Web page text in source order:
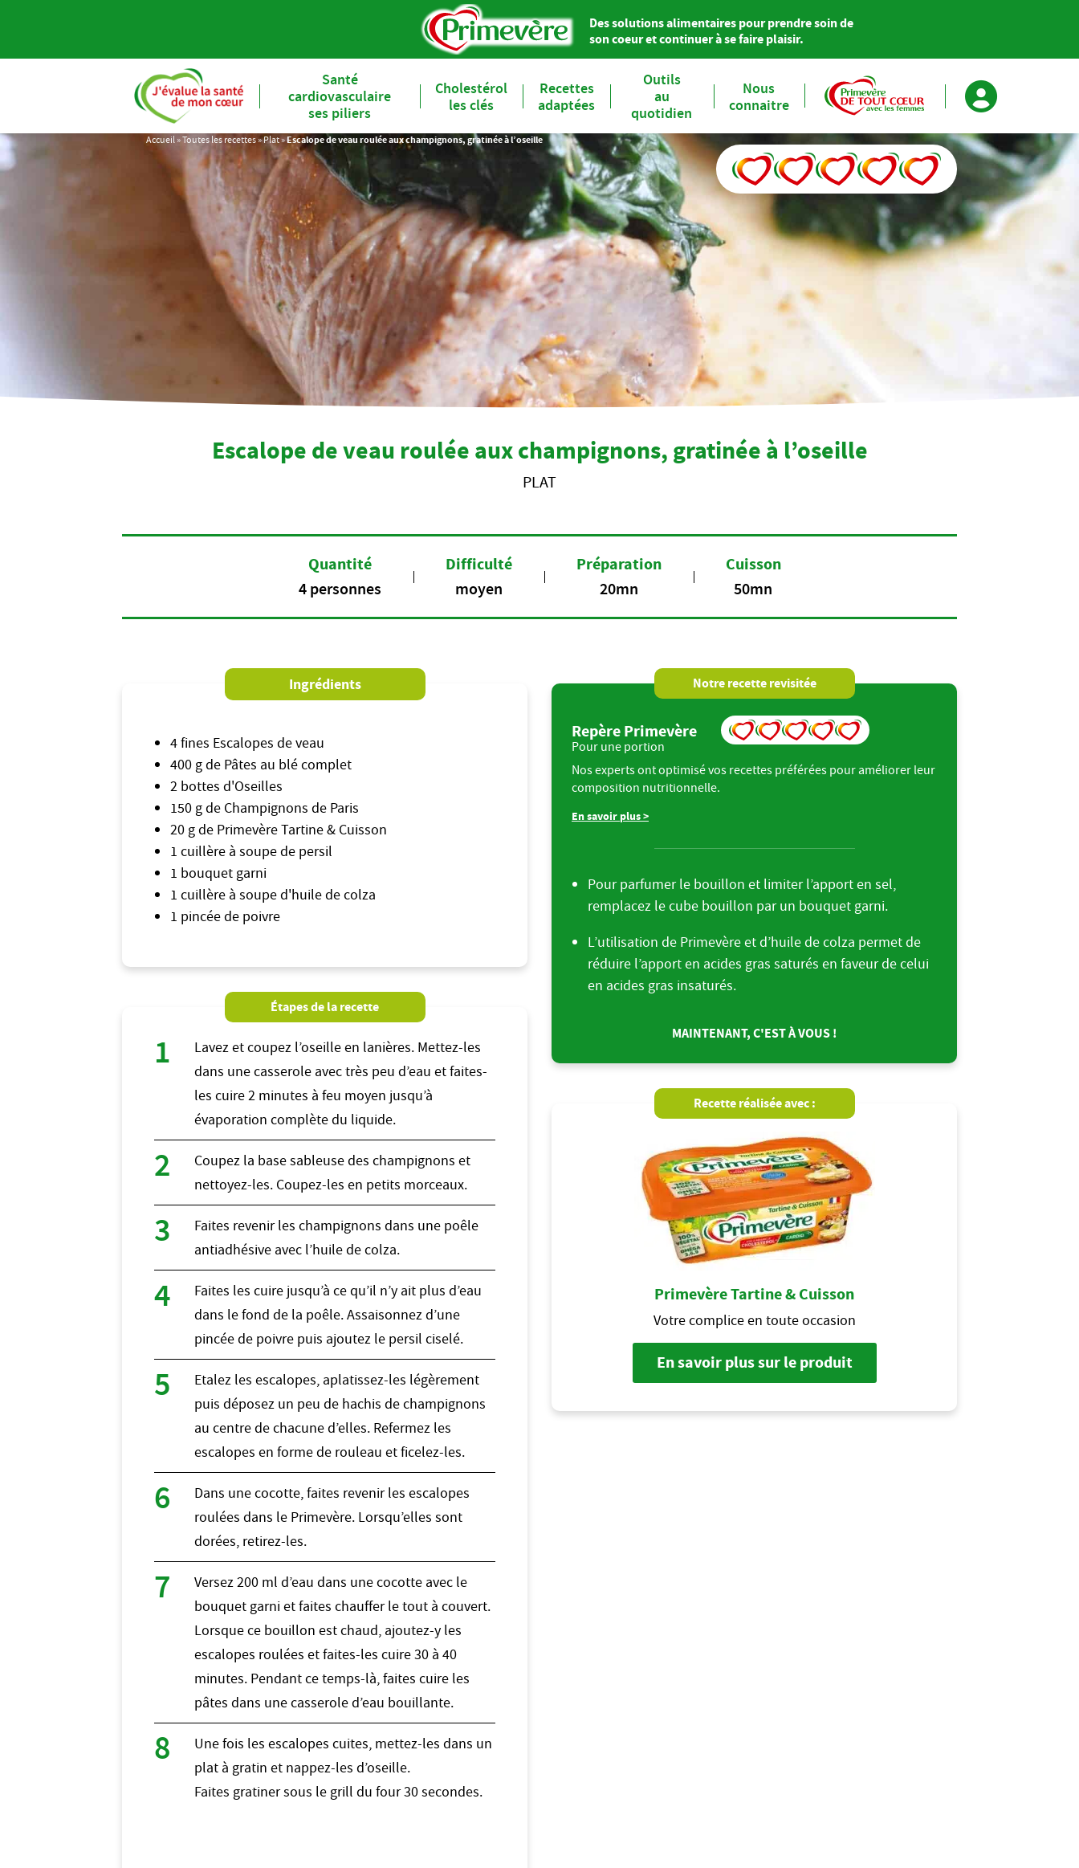
Des solutions alimentaires pour prendre soin de
son coeur et continuer à se faire plaisir.
Santé
cardiovasculaire
ses piliers
Cholestérol
les clés
Recettes
adaptées
Outils
au
quotidien
Nous
connaitre
Accueil »Toutes les recettes»Plat»Escalope de veau roulée aux champignons, gratinée à l’oseille
Escalope de veau roulée aux champignons, gratinée à l’oseille
PLAT
Quantité
4 personnes
Difficulté
moyen
Préparation
20mn
Cuisson
50mn
Ingrédients
4 fines Escalopes de veau
400 g de Pâtes au blé complet
2 bottes d'Oseilles
150 g de Champignons de Paris
20 g de Primevère Tartine & Cuisson
1 cuillère à soupe de persil
1 bouquet garni
1 cuillère à soupe d'huile de colza
1 pincée de poivre
Étapes de la recette
Lavez et coupez l’oseille en lanières. Mettez-les
dans une casserole avec très peu d’eau et faites-
les cuire 2 minutes à feu moyen jusqu’à
évaporation complète du liquide.
Coupez la base sableuse des champignons et
nettoyez-les. Coupez-les en petits morceaux.
Faites revenir les champignons dans une poêle
antiadhésive avec l’huile de colza.
Faites les cuire jusqu’à ce qu’il n’y ait plus d’eau
dans le fond de la poêle. Assaisonnez d’une
pincée de poivre puis ajoutez le persil ciselé.
Etalez les escalopes, aplatissez-les légèrement
puis déposez un peu de hachis de champignons
au centre de chacune d’elles. Refermez les
escalopes en forme de rouleau et ficelez-les.
Dans une cocotte, faites revenir les escalopes
roulées dans le Primevère. Lorsqu’elles sont
dorées, retirez-les.
Versez 200 ml d’eau dans une cocotte avec le
bouquet garni et faites chauffer le tout à couvert.
Lorsque ce bouillon est chaud, ajoutez-y les
escalopes roulées et faites-les cuire 30 à 40
minutes. Pendant ce temps-là, faites cuire les
pâtes dans une casserole d’eau bouillante.
Une fois les escalopes cuites, mettez-les dans un
plat à gratin et nappez-les d’oseille.
Faites gratiner sous le grill du four 30 secondes.
Notre recette revisitée
Repère Primevère
Pour une portion
Nos experts ont optimisé vos recettes préférées pour améliorer leur
composition nutritionnelle.
En savoir plus >
Pour parfumer le bouillon et limiter l’apport en sel,
remplacez le cube bouillon par un bouquet garni.
L’utilisation de Primevère et d’huile de colza permet de
réduire l’apport en acides gras saturés en faveur de celui
en acides gras insaturés.
MAINTENANT, C'EST À VOUS !
Recette réalisée avec :
Primevère Tartine & Cuisson
Votre complice en toute occasion
En savoir plus sur le produit